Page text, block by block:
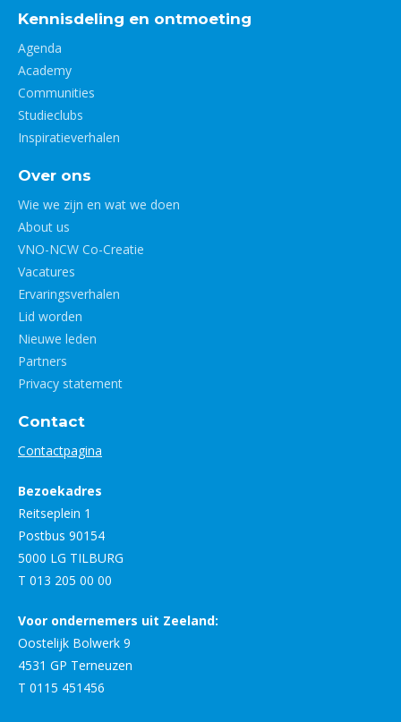
Kennisdeling en ontmoeting
Agenda
Academy
Communities
Studieclubs
Inspiratieverhalen
Over ons
Wie we zijn en wat we doen
About us
VNO-NCW Co-Creatie
Vacatures
Ervaringsverhalen
Lid worden
Nieuwe leden
Partners
Privacy statement
Contact
Contactpagina
Bezoekadres
Reitseplein 1
Postbus 90154
5000 LG TILBURG
T 013 205 00 00
Voor ondernemers uit Zeeland:
Oostelijk Bolwerk 9
4531 GP Terneuzen
T 0115 451456